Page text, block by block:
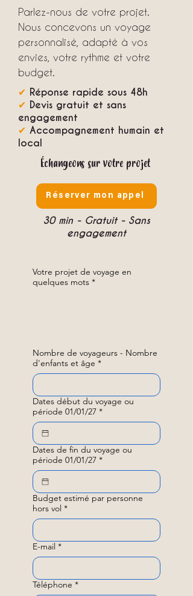
Parlez-nous de votre projet.
Nous concevons un voyage
personnalisé, adapté à vos
envies, votre rythme et votre
budget.
✔ Réponse rapide sous 48h
✔ Devis gratuit et sans
engagement
✔ Accompagnement humain et
local
Échangeons sur votre projet
Réserver mon appel
30 min - Gratuit - Sans
engagement
Votre projet de voyage en
quelques mots *
Nombre de voyageurs - Nombre
d'enfants et âge *
Dates début du voyage ou
période 01/01/27 *
Dates de fin du voyage ou
période 01/01/27 *
Budget estimé par personne
hors vol *
E-mail *
Téléphone *